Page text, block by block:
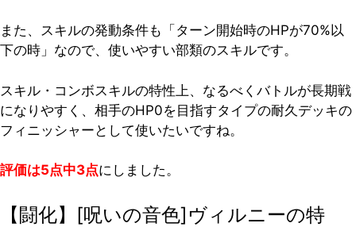
また、スキルの発動条件も「ターン開始時のHPが70%以
下の時」なので、使いやすい部類のスキルです。
スキル・コンボスキルの特性上、なるべくバトルが長期戦
になりやすく、相手のHP0を目指すタイプの耐久デッキの
フィニッシャーとして使いたいですね。
評価は5点中3点にしました。
【闘化】[呪いの音色]ヴィルニーの特